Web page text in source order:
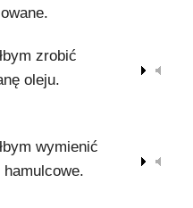
zrobić
oleju.
wymienić